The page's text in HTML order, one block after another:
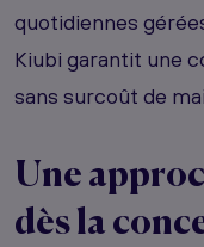
quotidiennes
Kiubi garantit une
sans surcoût de
Une
dès la